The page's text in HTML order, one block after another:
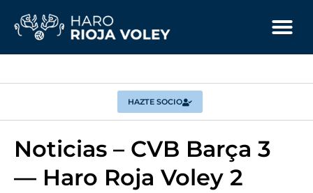
HAZTE SOCIO
Noticias – CVB Barça 3
— Haro Roja Voley 2